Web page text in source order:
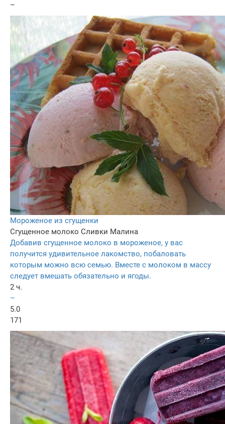
–
Мороженое из сгущенки
Сгущенное молоко Сливки Малина
Добавив сгущенное молоко в мороженое, у вас
получится удивительное лакомство, побаловать
которым можно всю семью. Вместе с молоком в массу
следует вмешать обязательно и ягоды.
2 ч.
–
5.0
171